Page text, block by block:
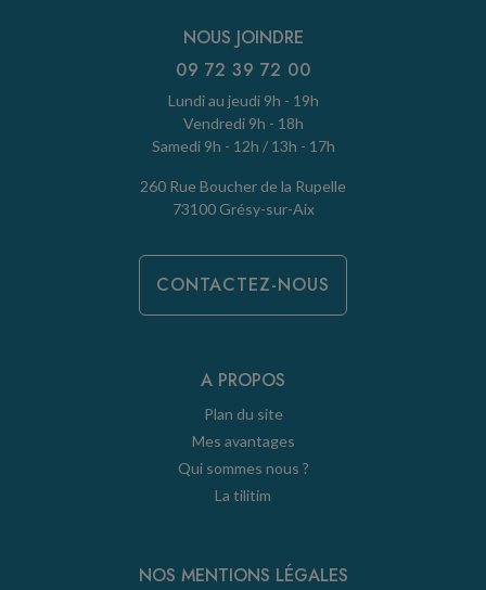
NOUS JOINDRE
09 72 39 72 00
Lundi au jeudi 9h - 19h
Vendredi 9h - 18h
Samedi 9h - 12h / 13h - 17h
260 Rue Boucher de la Rupelle
73100 Grésy-sur-Aix
CONTACTEZ-NOUS
A PROPOS
Plan du site
Mes avantages
Qui sommes nous ?
La tilitim
NOS MENTIONS LÉGALES